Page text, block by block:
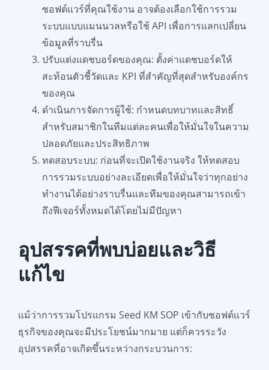
ซอฟต์แวร์ที่คุณใช้งาน อาจต้องเลือกใช้การรวม
ระบบแบบแมนนวลหรือใช้ API เพื่อการแลกเปลี่ยน
ข้อมูลที่ราบรื่น
ปรับแต่งแดชบอร์ดของคุณ: ตั้งค่าแดชบอร์ดให้
สะท้อนตัวชี้วัดและ KPI ที่สำคัญที่สุดสำหรับองค์กร
ของคุณ
ดำเนินการจัดการผู้ใช้: กำหนดบทบาทและสิทธิ์
สำหรับสมาชิกในทีมแต่ละคนเพื่อให้มั่นใจในความ
ปลอดภัยและประสิทธิภาพ
ทดสอบระบบ: ก่อนที่จะเปิดใช้งานจริง ให้ทดสอบ
การรวมระบบอย่างละเอียดเพื่อให้มั่นใจว่าทุกอย่าง
ทำงานได้อย่างราบรื่นและทีมของคุณสามารถเข้า
ถึงฟีเจอร์ทั้งหมดได้โดยไม่มีปัญหา
อุปสรรคที่พบบ่อยและวิธี
แก้ไข
แม้ว่าการรวมโปรแกรม Seed KM SOP เข้ากับซอฟต์แวร์
ธุรกิจของคุณจะมีประโยชน์มากมาย แต่ก็ควรระวัง
อุปสรรคที่อาจเกิดขึ้นระหว่างกระบวนการ: